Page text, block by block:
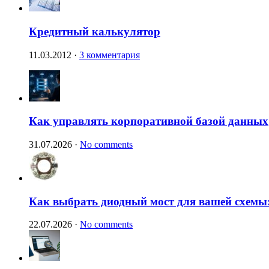
Кредитный калькулятор
11.03.2012 · 3 комментария
Как управлять корпоративной базой данных
31.07.2026 · No comments
Как выбрать диодный мост для вашей
22.07.2026 · No comments